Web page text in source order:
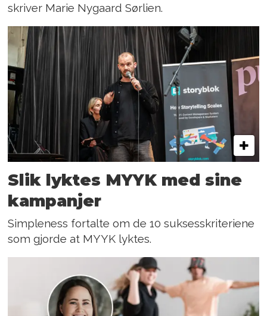
skriver Marie Nygaard Sørlien.
Slik lyktes MYYK med sine
kampanjer
Simpleness fortalte om de 10 suksesskriteriene
som gjorde at MYYK lyktes.